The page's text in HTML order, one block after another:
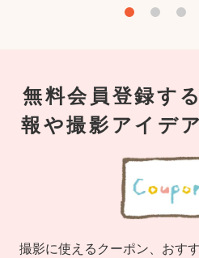
無料会員登録す
報や撮影アイデ
撮影に使えるクーポン、おす